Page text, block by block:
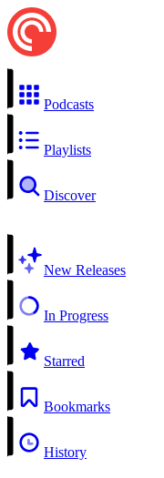
Podcasts
Playlists
Discover
New Releases
In Progress
Starred
Bookmarks
History